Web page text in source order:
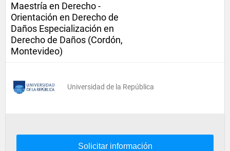
Maestría en Derecho -
Orientación en Derecho de
Daños Especialización en
Derecho de Daños (Cordón,
Montevideo)
Universidad de la República
Solicitar información